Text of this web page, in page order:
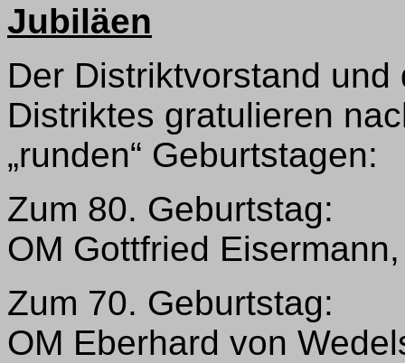
Jubiläen
Der Distriktvorstand
Distriktes gratulieren
„runden“ Geburtstagen:
Zum 80. Geburtstag:
OM Gottfried
Zum 70. Geburtstag:
OM Eberhard von